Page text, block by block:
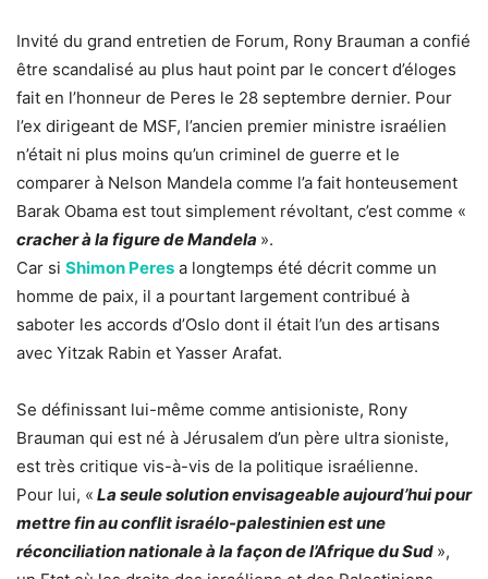
Invité du grand entretien de Forum, Rony Brauman a confié
être scandalisé au plus haut point par le concert d’éloges
fait en l’honneur de Peres le 28 septembre dernier. Pour
l’ex dirigeant de MSF, l’ancien premier ministre israélien
n’était ni plus moins qu’un criminel de guerre et le
comparer à Nelson Mandela comme l’a fait honteusement
Barak Obama est tout simplement révoltant, c’est comme «
cracher à la figure de Mandela ».
Car si Shimon Peres a longtemps été décrit comme un
homme de paix, il a pourtant largement contribué à
saboter les accords d’Oslo dont il était l’un des artisans
avec Yitzak Rabin et Yasser Arafat.
Se définissant lui-même comme antisioniste, Rony
Brauman qui est né à Jérusalem d’un père ultra sioniste,
est très critique vis-à-vis de la politique israélienne.
Pour lui, « La seule solution envisageable aujourd’hui pour
mettre fin au conflit israélo-palestinien est une
réconciliation nationale à la façon de l’Afrique du Sud »,